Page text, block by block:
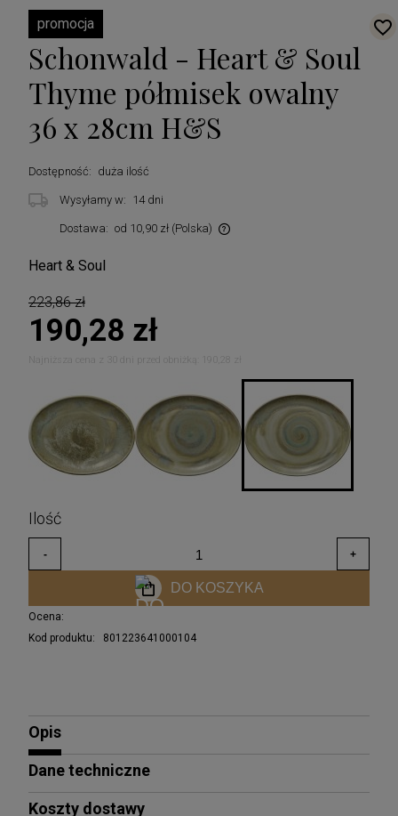
promocja
Schonwald - Heart & Soul
Thyme półmisek owalny
36 x 28cm H&S
Dostępność: duża ilość
Wysyłamy w: 14 dni
Dostawa: od 10,90 zł (Polska)
Heart & Soul
223,86 zł
190,28 zł
Najniższa cena z 30 dni przed obniżką: 190,28 zł
DO KOSZYKA
Ocena:
Kod produktu:
801223641000104
Opis
Dane techniczne
Koszty dostawy